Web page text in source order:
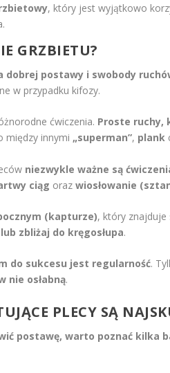
, który jest wyjątkowo
GRZBIETU?
dobrej postawy i swobody
w przypadku kifozy.
ćwiczenia. Proste ruchy,
między innymi „superman”, plank
niezwykle ważne są
ciąg orazwiosłowanie
(kapturze), który znajduje
zbliżaj do kręgosłupa.
do sukcesu jest regularność.
nie osłabną.
PLECY SĄ
postawę, warto poznać kilka